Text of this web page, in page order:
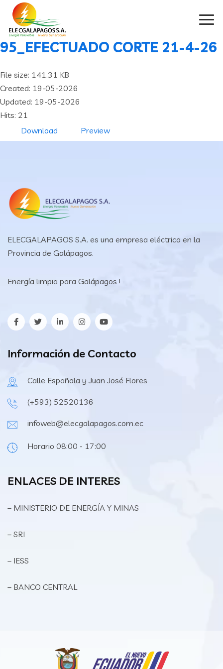
95_EFECTUADO CORTE 21-4-26
File size: 141.31 KB
Created: 19-05-2026
Updated: 19-05-2026
Hits: 21
Download
Preview
ELECGALAPAGOS S.A. es una empresa eléctrica en la
Provincia de Galápagos.
Energía limpia para Galápagos !
Información de Contacto
Calle Española y Juan José Flores
(+593) 52520136
infoweb@elecgalapagos.com.ec
Horario 08:00 - 17:00
ENLACES DE INTERES
– MINISTERIO DE ENERGÍA Y MINAS
– SRI
– IESS
– BANCO CENTRAL